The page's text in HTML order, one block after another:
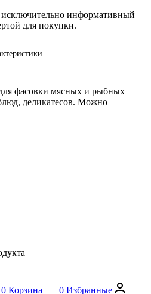
информативный
для покупки.
фасовки мясных и рыбных
деликатесов. Можно
0 Корзина 0 Избранные